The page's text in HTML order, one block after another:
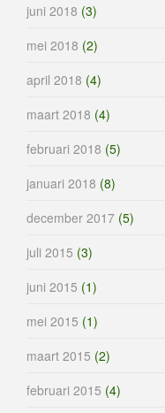
juni 2018 (3)
mei 2018 (2)
april 2018 (4)
maart 2018 (4)
februari 2018 (5)
januari 2018 (8)
december 2017 (5)
juli 2015 (3)
juni 2015 (1)
mei 2015 (1)
maart 2015 (2)
februari 2015 (4)